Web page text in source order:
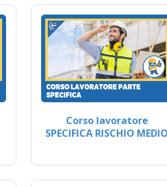
Corso lavoratore
SPECIFICA RISCHIO